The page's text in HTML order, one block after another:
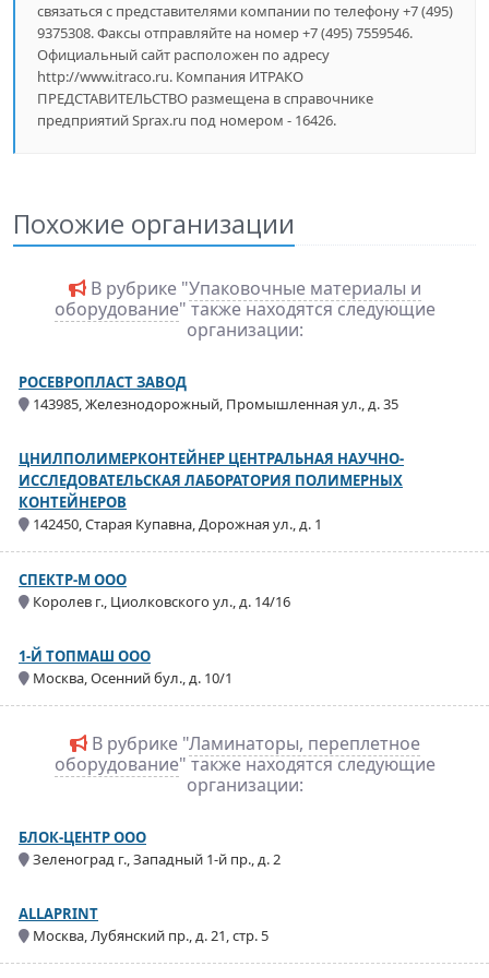
связаться с представителями компании по телефону +7 (495)
9375308. Факсы отправляйте на номер +7 (495) 7559546.
Официальный сайт расположен по адресу
http://www.itraco.ru. Компания ИТРАКО
ПРЕДСТАВИТЕЛЬСТВО размещена в справочнике
предприятий Sprax.ru под номером - 16426.
Похожие организации
В рубрике "Упаковочные материалы и
оборудование" также находятся следующие
организации:
РОСЕВРОПЛАСТ ЗАВОД
143985, Железнодорожный, Промышленная ул., д. 35
ЦНИЛПОЛИМЕРКОНТЕЙНЕР ЦЕНТРАЛЬНАЯ НАУЧНО-
ИССЛЕДОВАТЕЛЬСКАЯ ЛАБОРАТОРИЯ ПОЛИМЕРНЫХ
КОНТЕЙНЕРОВ
142450, Старая Купавна, Дорожная ул., д. 1
СПЕКТР-М ООО
Королев г., Циолковского ул., д. 14/16
1-Й ТОПМАШ ООО
Москва, Осенний бул., д. 10/1
В рубрике "Ламинаторы, переплетное
оборудование" также находятся следующие
организации:
БЛОК-ЦЕНТР ООО
Зеленоград г., Западный 1-й пр., д. 2
ALLAPRINT
Москва, Лубянский пр., д. 21, стр. 5